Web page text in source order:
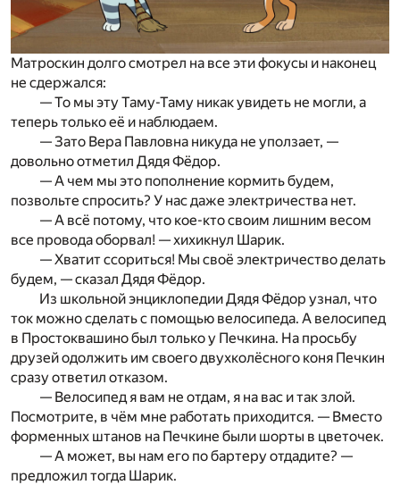
Матроскин долго смотрел на все эти фокусы и наконец
не сдержался:
— То мы эту Таму-Таму никак увидеть не могли, а
теперь только её и наблюдаем.
— Зато Вера Павловна никуда не уползает, —
довольно отметил Дядя Фёдор.
— А чем мы это пополнение кормить будем,
позвольте спросить? У нас даже электричества нет.
— А всё потому, что кое-кто своим лишним весом
все провода оборвал! — хихикнул Шарик.
— Хватит ссориться! Мы своё электричество делать
будем, — сказал Дядя Фёдор.
Из школьной энциклопедии Дядя Фёдор узнал, что
ток можно сделать с помощью велосипеда. А велосипед
в Простоквашино был только у Печкина. На просьбу
друзей одолжить им своего двухколёсного коня Печкин
сразу ответил отказом.
— Велосипед я вам не отдам, я на вас и так злой.
Посмотрите, в чём мне работать приходится. — Вместо
форменных штанов на Печкине были шорты в цветочек.
— А может, вы нам его по бартеру отдадите? —
предложил тогда Шарик.